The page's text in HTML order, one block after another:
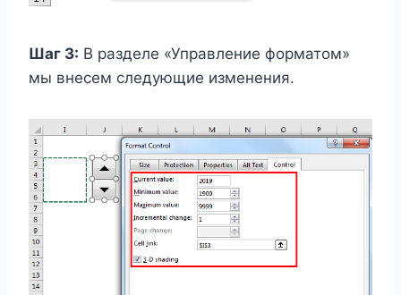
Шаг 3: В разделе «Управление форматом»
мы внесем следующие изменения.